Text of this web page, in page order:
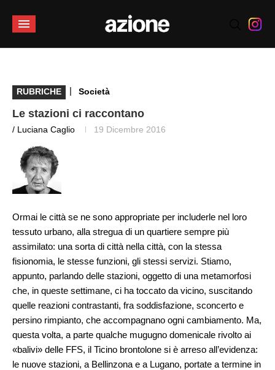
RUBRICHE | Società
Le stazioni ci raccontano
/ Luciana Caglio 19 Dicembre 2016
Ormai le città se ne sono appropriate per includerle nel loro
tessuto urbano, alla stregua di un quartiere sempre più
assimilato: una sorta di città nella città, con la stessa
fisionomia, le stesse funzioni, gli stessi servizi. Stiamo,
appunto, parlando delle stazioni, oggetto di una metamorfosi
che, in queste settimane, ci ha toccato da vicino, suscitando
quelle reazioni contrastanti, fra soddisfazione, sconcerto e
persino rimpianto, che accompagnano ogni cambiamento. Ma,
questa volta, a parte qualche mugugno domenicale rivolto ai
«balivi» delle FFS, il Ticino brontolone si è arreso all’evidenza:
le nuove stazioni, a Bellinzona e a Lugano, portate a termine in